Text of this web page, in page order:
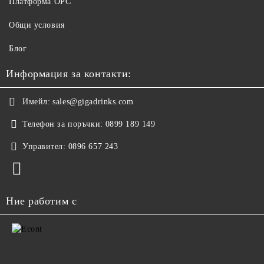
Общи условия
Блог
Информация за контакти:
Имейл: sales@gigadrinks.com
Телефон за поръчки: 0899 189 149
Управител: 0896 657 243
Ние работим с